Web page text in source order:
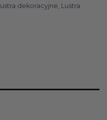
dekoracyjne Lustra